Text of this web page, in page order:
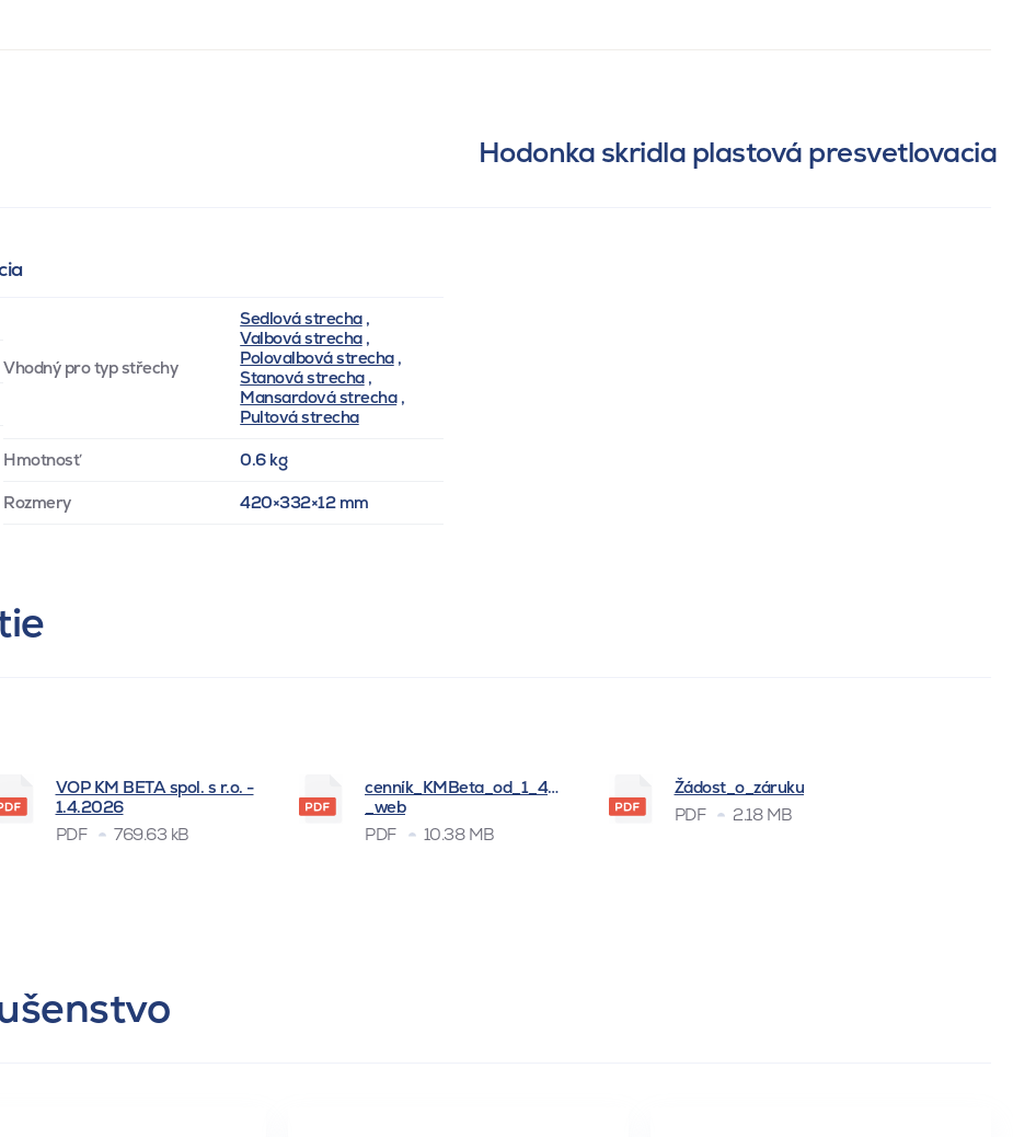
Hodonka skridla plastová presvetlovacia
Vhodný pro typ střechy
Sedlová strecha,
Valbová strecha,
Polovalbová strecha,
Stanová strecha,
Mansardová strecha,
Pultová strecha
Hmotnosť 0.6 kg
Rozmery 420×332×12 mm
VOP KM BETA spol. s r.o. -
1.4.2026
PDF
769.63 kB
cenník_KMBeta_od_1_4_2026
_web
PDF
10.38 MB
Žádost_o_záruku
PDF
2.18 MB